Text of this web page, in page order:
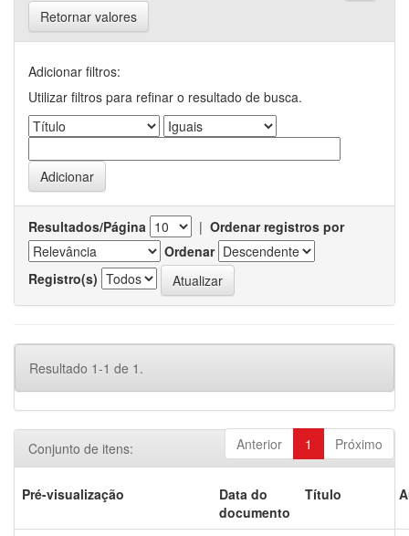
Retornar valores
Adicionar filtros:
Utilizar filtros para refinar o resultado de busca.
Resultados/Página | Ordenar registros por
Ordenar
Registro(s)
Resultado 1-1 de 1.
Anterior 1 Próximo
Conjunto de itens:
Pré-visualização
Data do
documento
Título